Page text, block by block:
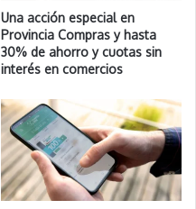
Una acción especial en
Provincia Compras y hasta
30% de ahorro y cuotas sin
interés en comercios